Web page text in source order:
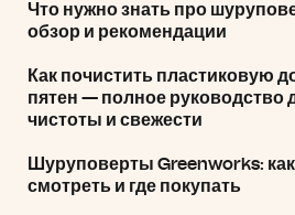
Что нужно знать про
обзор и рекомендации
Как почистить пластиковую
пятен — полное руководство
чистоты и свежести
Шуруповерты Greenworks:
смотреть и где покупать